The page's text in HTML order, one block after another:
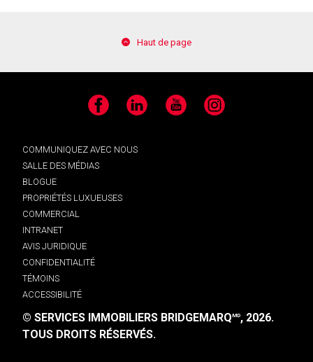
Haut de page
Facebook LinkedIn YouTube Instagram
COMMUNIQUEZ AVEC NOUS
SALLE DES MÉDIAS
BLOGUE
PROPRIÉTÉS LUXUEUSES
COMMERCIAL
INTRANET
AVIS JURIDIQUE
CONFIDENTIALITÉ
TÉMOINS
ACCESSIBILITÉ
© SERVICES IMMOBILIERS BRIDGEMARQMD, 2026.
TOUS DROITS RÉSERVÉS.